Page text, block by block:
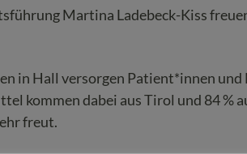
Martina Ladebeck-Kiss
in Hall versorgen Patient*innen
kommen dabei aus Tirol und 84 %
freut.